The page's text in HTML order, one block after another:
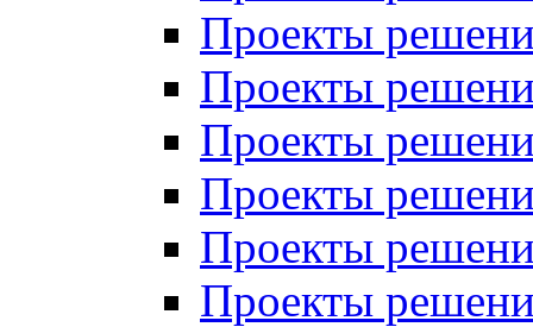
Проекты
Проекты
Проекты
Проекты
Проекты
Проекты